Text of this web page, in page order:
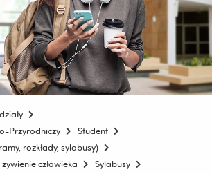
Przyrodniczy
Student
rozkłady, sylabusy)
człowieka
Sylabusy